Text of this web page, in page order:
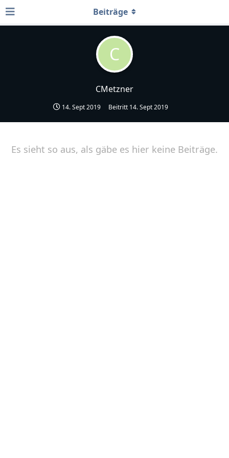
C
CMetzner
14. Sept 2019 Beitritt 14. Sept 2019
Beiträge
Es sieht so aus, als gäbe es hier keine Beiträge.